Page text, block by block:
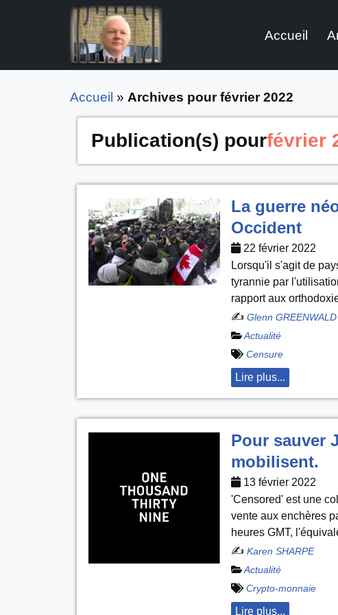
Accueil
Accueil » Archives pour février 2022
Publication(s) pourfévrier
La guerre
Occident
22 février 2022
Lorsqu'il s'agit de
tyrannie par
rapport aux
✍️ Glenn GREENWALD
Actualité
Censure
Lire plus...
Pour sauver
mobilisent.
13 février 2022
'Censored' est une
vente aux enchères
heures GMT,
✍️ Karen SHARPE
Actualité
Crypto-monnaie
Lire plus...